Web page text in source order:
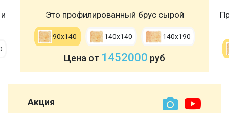
Это профилированный брус сырой
90х140 140х140 140х190
Цена от 1452000 руб
Акция